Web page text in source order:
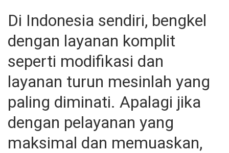
Di Indonesia sendiri, bengkel
dengan layanan komplit
seperti modifikasi dan
layanan turun mesinlah yang
paling diminati. Apalagi jika
dengan pelayanan yang
maksimal dan memuaskan,